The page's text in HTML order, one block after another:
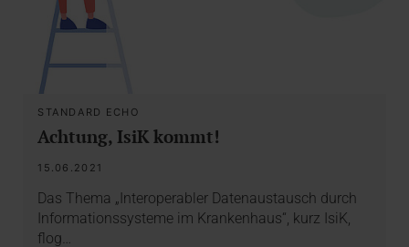
STANDARD ECHO
Achtung, IsiK kommt!
15.06.2021
Das Thema „Interoperabler Datenaustausch durch
Informationssysteme im Krankenhaus“, kurz IsiK,
flog…